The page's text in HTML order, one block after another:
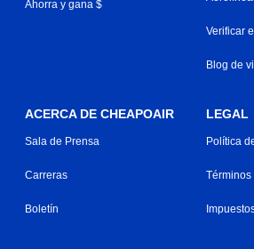
Ahorra y gana $
Verificar
Blog de
ACERCA DE CHEAPOAIR
Sala de Prensa
Carreras
Boletín
LEGAL
Política